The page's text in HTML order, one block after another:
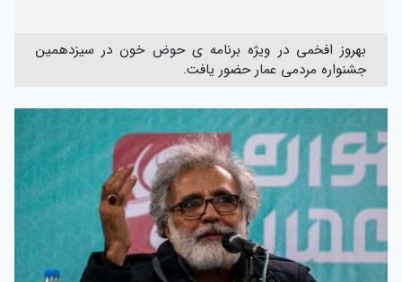
بهروز افخمی در ویژه برنامه ی حوض خون در سیزدهمین
جشنواره مردمی عمار حضور یافت.